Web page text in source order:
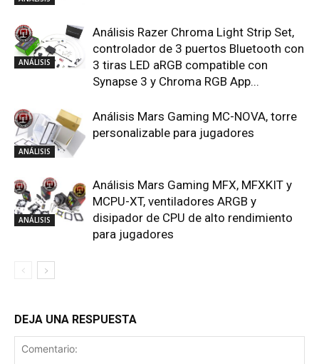
ANÁLISIS
Análisis Razer Chroma Light Strip Set,
controlador de 3 puertos Bluetooth con
3 tiras LED aRGB compatible con
Synapse 3 y Chroma RGB App...
ANÁLISIS
Análisis Mars Gaming MC-NOVA, torre
personalizable para jugadores
ANÁLISIS
Análisis Mars Gaming MFX, MFXKIT y
MCPU-XT, ventiladores ARGB y
disipador de CPU de alto rendimiento
para jugadores
DEJA UNA RESPUESTA